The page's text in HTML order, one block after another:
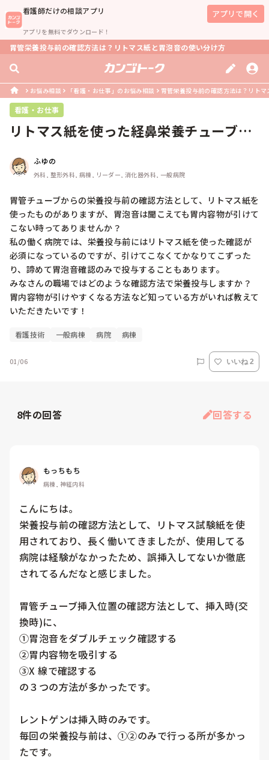
看護師だけの相談アプリ
アプリを無料でダウンロード！
アプリで開く
胃管栄養投与前の確認方法は？リトマス紙と胃泡音の使い分け方
お悩み相談 「看護・お仕事」のお悩み相談 胃管栄養投与前の確認方法は？リト
看護・お仕事
リトマス紙を使った経鼻栄養チューブの
ふゆの
外科, 整形外科, 病棟, リーダー, 消化器外科, 一般病院
胃管チューブからの栄養投与前の確認方法として、リトマス紙を
使ったものがありますが、胃泡音は聞こえても胃内容物が引けて
こない時ってありませんか？
私の働く病院では、栄養投与前にはリトマス紙を使った確認が
必須になっているのですが、引けてこなくてかなりてこずった
り、諦めて胃泡音確認のみで投与することもあります。
みなさんの職場ではどのような確認方法で栄養投与しますか？
胃内容物が引けやすくなる方法など知っている方がいれば教えて
いただきたいです！
看護技術 一般病棟 病院 病棟
01/06 いいね 2
8件の回答 回答する
もっちもち
病棟, 神経内科
こんにちは。
栄養投与前の確認方法として、リトマス試験紙を使
用されており、長く働いてきましたが、使用してる
病院は経験がなかったため、誤挿入してないか徹底
されてるんだなと感じました。
胃管チューブ挿入位置の確認方法として、挿入時(交
換時)に、
①胃泡音をダブルチェック確認する
②胃内容物を吸引する
③X 線で確認する
の３つの方法が多かったです。
レントゲンは挿入時のみです。
毎回の栄養投与前は、①②のみで行っる所が多かっ
たです。